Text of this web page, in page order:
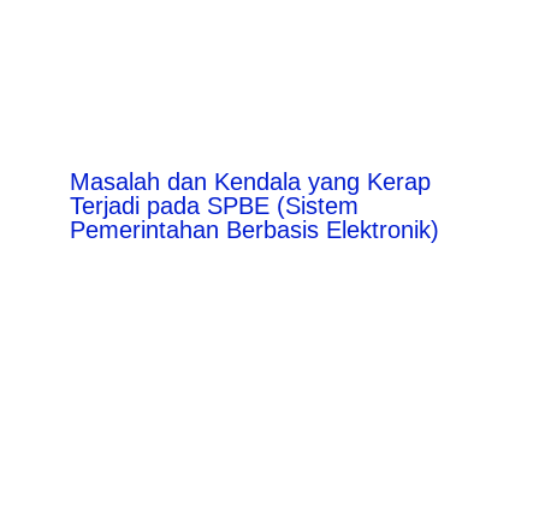
Masalah dan Kendala yang Kerap
Terjadi pada SPBE (Sistem
Pemerintahan Berbasis Elektronik)